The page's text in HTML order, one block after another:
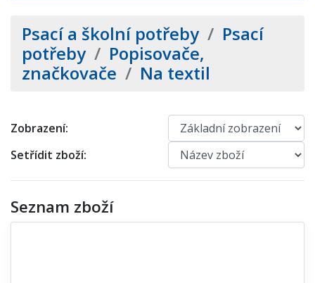
Psací a školní potřeby/ Psací
potřeby/ Popisovače,
značkovače / Na textil
Zobrazení:
Setřídit zboží:
Seznam zboží